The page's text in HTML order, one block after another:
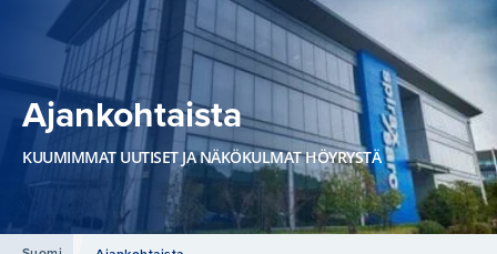
Ajankohtaista
KUUMIMMAT UUTISET JA NÄKÖKULMAT HÖYRYSTÄ